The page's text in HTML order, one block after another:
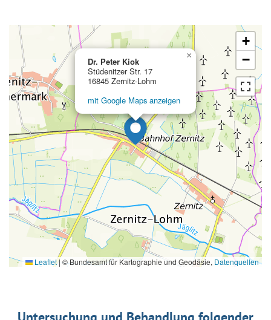
Dr. Peter Kiok
Stüdenitzer Str. 17
16845 Zernitz-Lohm
mit Google Maps anzeigen
×
+
−
Leaflet| © Bundesamt für Kartographie und Geodäsie, Datenquellen